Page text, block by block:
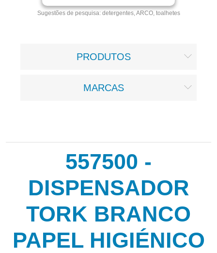
Sugestões de pesquisa:detergentes, ARCO, toalhetes
PRODUTOS
MARCAS
557500 -
DISPENSADOR
TORK BRANCO
PAPEL HIGIÉNICO